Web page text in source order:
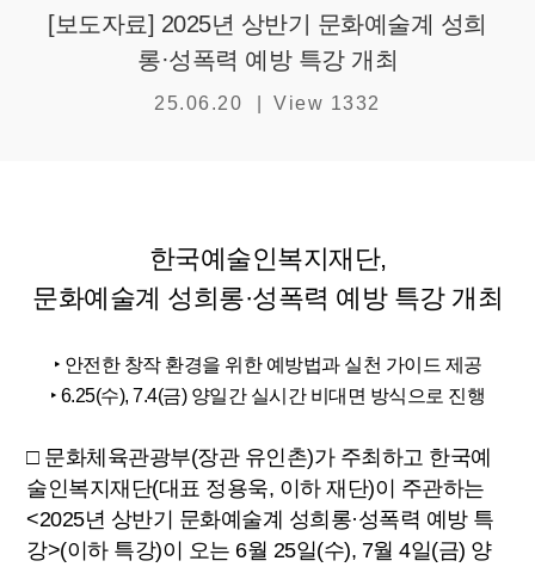
[보도자료] 2025년 상반기 문화예술계 성희
롱·성폭력 예방 특강 개최
25.06.20 View 1332
한국예술인복지재단,
문화예술계 성희롱·성폭력 예방 특강 개최
‣ 안전한 창작 환경을 위한 예방법과 실천 가이드 제공
‣ 6.25(수), 7.4(금) 양일간 실시간 비대면 방식으로 진행
□ 문화체육관광부(장관 유인촌)가 주최하고 한국예
술인복지재단(대표 정용욱, 이하 재단)이 주관하는
<2025년 상반기 문화예술계 성희롱·성폭력 예방 특
강>(이하 특강)이 오는 6월 25일(수), 7월 4일(금) 양